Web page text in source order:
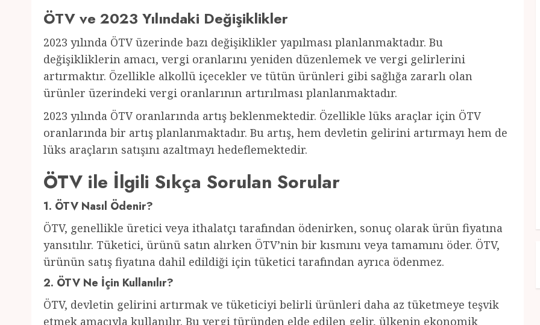
ÖTV ve 2023 Yılındaki Değişiklikler
2023 yılında ÖTV üzerinde bazı değişiklikler yapılması planlanmaktadır. Bu
değişikliklerin amacı, vergi oranlarını yeniden düzenlemek ve vergi gelirlerini
artırmaktır. Özellikle alkollü içecekler ve tütün ürünleri gibi sağlığa zararlı olan
ürünler üzerindeki vergi oranlarının artırılması planlanmaktadır.
2023 yılında ÖTV oranlarında artış beklenmektedir. Özellikle lüks araçlar için ÖTV
oranlarında bir artış planlanmaktadır. Bu artış, hem devletin gelirini artırmayı hem de
lüks araçların satışını azaltmayı hedeflemektedir.
ÖTV ile İlgili Sıkça Sorulan Sorular
1. ÖTV Nasıl Ödenir?
ÖTV, genellikle üretici veya ithalatçı tarafından ödenirken, sonuç olarak ürün fiyatına
yansıtılır. Tüketici, ürünü satın alırken ÖTV’nin bir kısmını veya tamamını öder. ÖTV,
ürünün satış fiyatına dahil edildiği için tüketici tarafından ayrıca ödenmez.
2. ÖTV Ne İçin Kullanılır?
ÖTV, devletin gelirini artırmak ve tüketiciyi belirli ürünleri daha az tüketmeye teşvik
etmek amacıyla kullanılır. Bu vergi türünden elde edilen gelir, ülkenin ekonomik